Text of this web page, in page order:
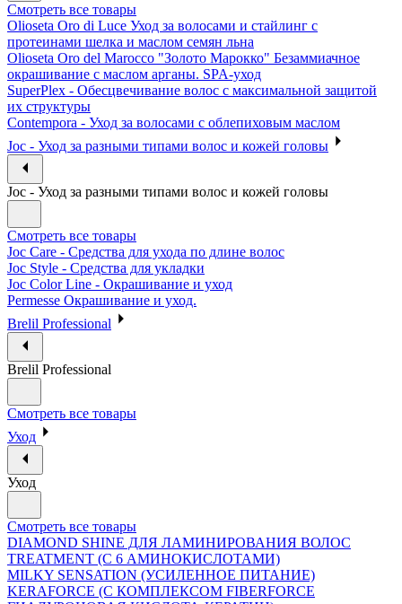
Смотреть все товары
Olioseta Oro di Luce Уход за волосами и стайлинг с
протеинами шелка и маслом семян льна
Olioseta Oro del Marocco "Золото Марокко" Безаммиачное
окрашивание с маслом арганы. SPA-уход
SuperPlex - Обесцвечивание волос с максимальной защитой
их структуры
Contempora - Уход за волосами с облепиховым маслом
Joc - Уход за разными типами волос и кожей головы
Joc - Уход за разными типами волос и кожей головы
Смотреть все товары
Joc Care - Средства для ухода по длине волос
Joc Style - Средства для укладки
Joc Color Line - Окрашивание и уход
Permesse Окрашивание и уход.
Brelil Professional
Brelil Professional
Смотреть все товары
Уход
Уход
Смотреть все товары
DIAMOND SHINE ДЛЯ ЛАМИНИРОВАНИЯ ВОЛОС
TREATMENT (С 6 АМИНОКИСЛОТАМИ)
MILKY SENSATION (УСИЛЕННОЕ ПИТАНИЕ)
KERAFORCE (С КОМПЛЕКСОМ FIBERFORCE